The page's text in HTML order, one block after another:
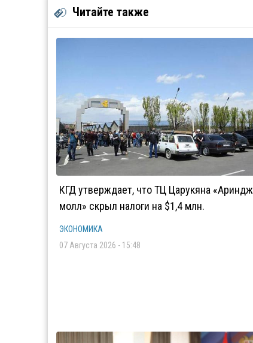
Читайте также
КГД утверждает, что ТЦ Царукяна «Ариндж
молл» скрыл налоги на $1,4 млн.
ЭКОНОМИКА
07 Августа 2026 - 15:48